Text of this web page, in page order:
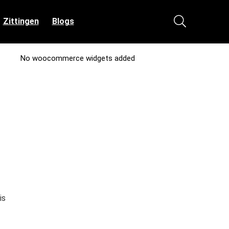
Zittingen Blogs
No woocommerce widgets added